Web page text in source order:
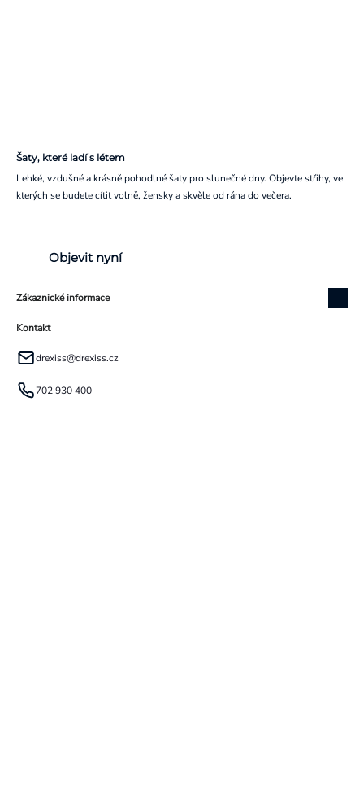
Šaty, které ladí s létem
Lehké, vzdušné a krásně pohodlné šaty pro slunečné dny. Objevte střihy, ve
kterých se budete cítit volně, žensky a skvěle od rána do večera.
Objevit nyní
Zákaznické informace
Kontakt
drexiss@drexiss.cz
702 930 400